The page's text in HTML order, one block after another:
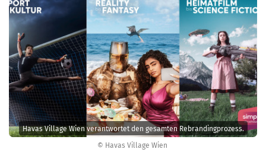
© Havas Village Wien
Havas Village Wien verantwortet den gesamten Rebrandingprozess.